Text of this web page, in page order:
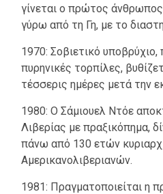
γίνεται ο πρώτος
γύρω από τη Γη, με το
1970: Σοβιετικό
πυρηνικές τορπίλες,
τέσσερις ημέρες μετά την
1980: Ο Σάμιουελ Ντόε
Λιβερίας με πραξικόπημα,
πάνω από 130 ετών
Αμερικανολιβεριανών.
1981: Πραγματοποιείται η